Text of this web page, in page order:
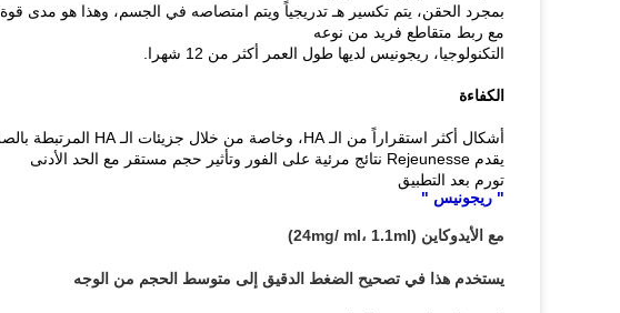
بمجرد الحقن، يتم تكسير هـ تدريجياً ويتم امتصاصه في الجسم، وهذا هو مدى قوة
مع ربط متقاطع فريد من نوعه
التكنولوجيا، ريجونيس لديها طول العمر أكثر من 12 شهرا.
الكفاءة
أشكال أكثر استقراراً من الـ HA، وخاصة من خلال جزيئات الـ HA المرتبطة بالصلة الراسخة بنسبة 100٪.
يقدم Rejeunesse نتائج مرئية على الفور وتأثير حجم مستقر مع الحد الأدنى
تورم بعد التطبيق
" ريجونيس "
مع الأيدوكاين (24mg/ ml، 1.1ml)
يستخدم هذا في تصحيح الضغط الدقيق إلى متوسط الحجم من الوجه